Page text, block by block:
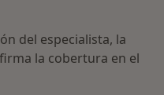
del especialista, la
la cobertura en el